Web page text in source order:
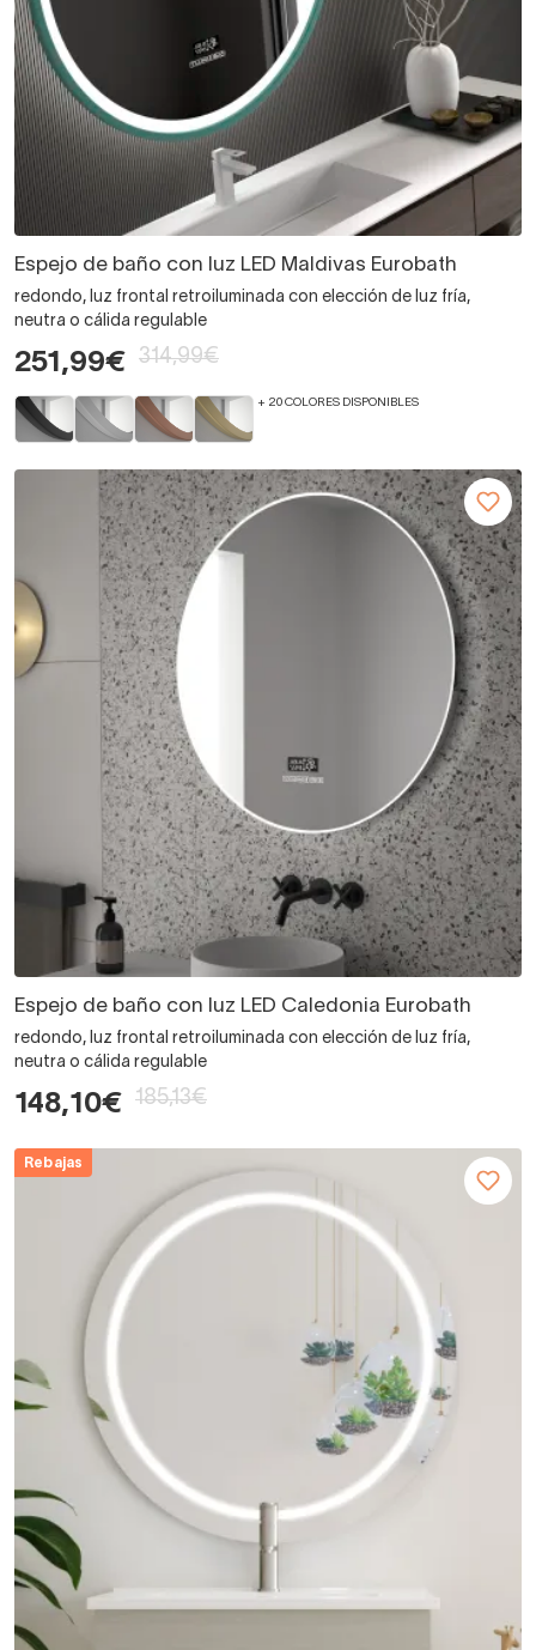
Espejo de baño con luz LED Maldivas Eurobath
redondo, luz frontal retroiluminada con elección de luz fría,
neutra o cálida regulable
251,99€ 314,99€
+ 20 COLORES DISPONIBLES
Espejo de baño con luz LED Caledonia Eurobath
redondo, luz frontal retroiluminada con elección de luz fría,
neutra o cálida regulable
148,10€ 185,13€
Rebajas